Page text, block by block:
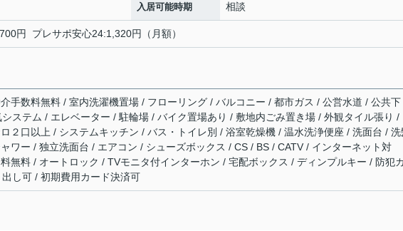
入居可能時期 相談
円 プレサポ安心24:1,320円（月額）
手数料無料 / 室内洗濯機置場 / フローリング / バルコニー / 都市ガス / 公営水道 / 公共下
ステム / エレベーター / 駐輪場 / バイク置場あり / 敷地内ごみ置き場 / 外観タイル張り /
２口以上 / システムキッチン / バス・トイレ別 / 浴室乾燥機 / 温水洗浄便座 / 洗面台 / 洗
ワー / 独立洗面台 / エアコン / シューズボックス / CS / BS / CATV / インターネット対
無料 / オートロック / TVモニタ付インターホン / 宅配ボックス / ディンプルキー / 防犯
し可 / 初期費用カード決済可